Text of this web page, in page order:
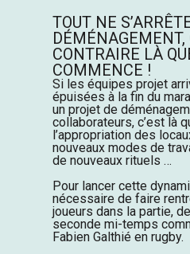
TOUT NE
DÉMÉNAGEMENT,
CONTRAIRE LÀ
COMMENCE !
Si les équipes projet
épuisées à la fin du
un projet de
collaborateurs, c’est là
l’appropriation des
nouveaux modes de
de nouveaux rituels …
Pour lancer cette
nécessaire de faire
joueurs dans la partie,
seconde mi-temps
Fabien Galthié en rugby.